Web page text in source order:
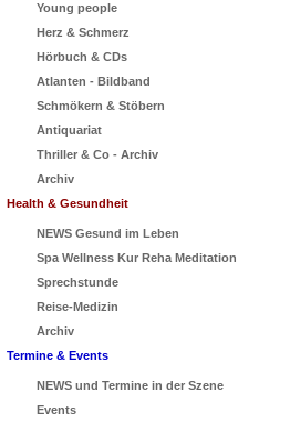
Young people
Herz & Schmerz
Hörbuch & CDs
Atlanten - Bildband
Schmökern & Stöbern
Antiquariat
Thriller & Co - Archiv
Archiv
Health & Gesundheit
NEWS Gesund im Leben
Spa Wellness Kur Reha Meditation
Sprechstunde
Reise-Medizin
Archiv
Termine & Events
NEWS und Termine in der Szene
Events